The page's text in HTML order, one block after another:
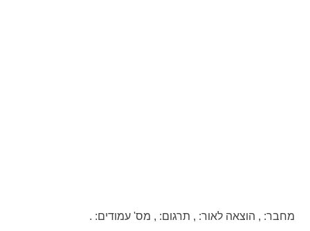
מחבר: , הוצאה לאור: , תרגום: , מס' עמודים: .